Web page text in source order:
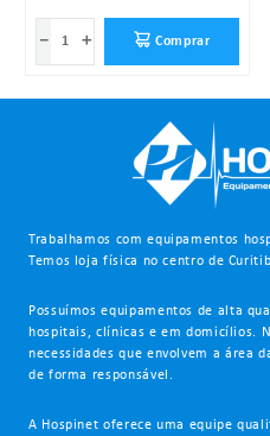
＋
－ Comprar
Trabalhamos com equipamentos
Temos loja física no centro de
Possuímos equipamentos de alta
hospitais, clínicas e em domicílios.
necessidades que envolvem a área
de forma responsável.
A Hospinet oferece uma equipe